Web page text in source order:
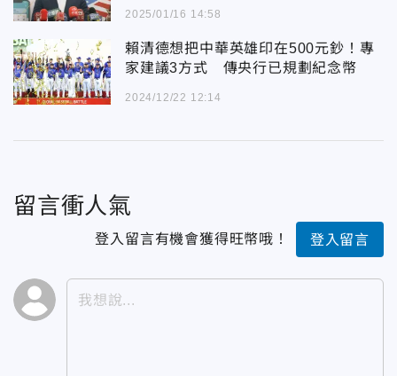
2025/01/16 14:58
賴清德想把中華英雄印在500元鈔！專
家建議3方式 傳央行已規劃紀念幣
2024/12/22 12:14
留言衝人氣
登入留言有機會獲得旺幣哦！ 登入留言